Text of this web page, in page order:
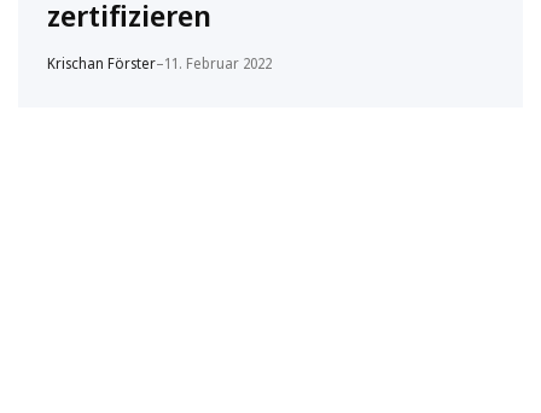
zertifizieren
Krischan Förster–11. Februar 2022